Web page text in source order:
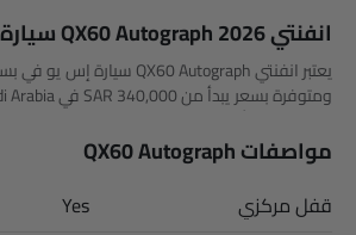
انفنتي QX60 Autograph 2026 سيارة
AMG GLA 35 4MATIC, AMG GLA 45 S 4MATIC Plus و Huge E1.
مواصفات QX60 Autograph
قفل مركزي
Yes